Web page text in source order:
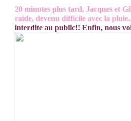
20 minutes plus tard, Jacques et
raide, devenu difficile avec la
interdite au public!! Enfin, nous